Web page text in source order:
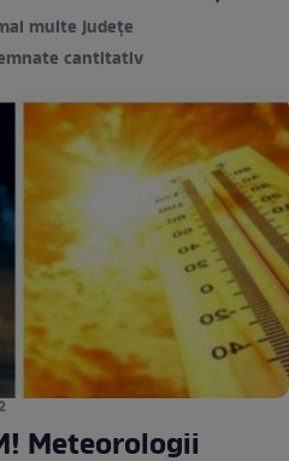
multe județe
cantitativ
Meteorologii